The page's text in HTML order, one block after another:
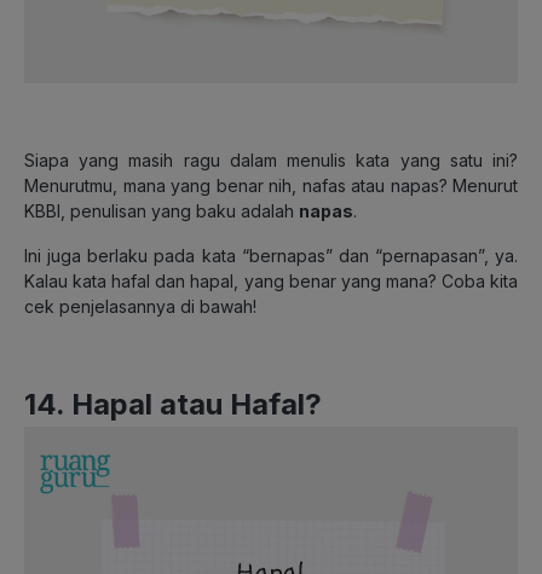
Siapa yang masih ragu dalam menulis kata yang satu ini?
Menurutmu, mana yang benar nih, nafas atau napas? Menurut
KBBI, penulisan yang baku adalah napas.
Ini juga berlaku pada kata “bernapas” dan “pernapasan”, ya.
Kalau kata hafal dan hapal, yang benar yang mana? Coba kita
cek penjelasannya di bawah!
14. Hapal atau Hafal?